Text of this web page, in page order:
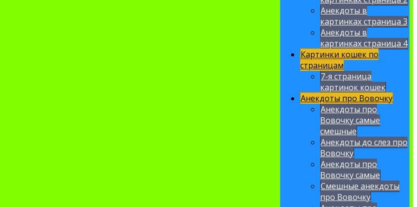
Анекдоты в
картинках страница 3
Анекдоты в
картинках страница 4
Картинки кошек по
страницам
7-я страница
картинок кошек
Анекдоты про Вовочку
Анекдоты про
Вовочку самые
смешные
Анекдоты до слез про
Вовочку
Анекдоты про
Вовочку самые
Смешные анекдоты
про Вовочку